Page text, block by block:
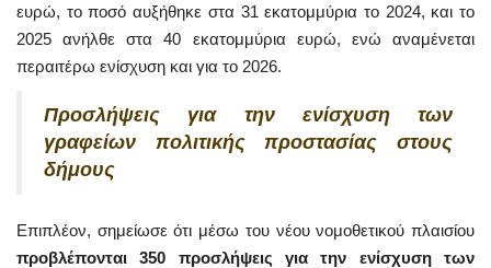
ευρώ, το ποσό αυξήθηκε στα 31 εκατομμύρια το 2024, και το
2025 ανήλθε στα 40 εκατομμύρια ευρώ, ενώ αναμένεται
περαιτέρω ενίσχυση και για το 2026.
Προσλήψεις για την ενίσχυση των
γραφείων πολιτικής προστασίας στους
δήμους
Επιπλέον, σημείωσε ότι μέσω του νέου νομοθετικού πλαισίου
προβλέπονται 350 προσλήψεις για την ενίσχυση των